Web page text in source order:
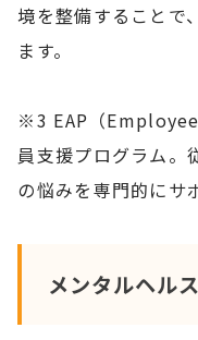
境を整備することで
ます。
※3 EAP（
員支援プログラム。
の悩みを専門的にサ
メンタルヘル